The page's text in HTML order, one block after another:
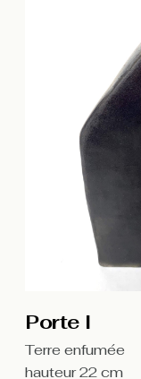
Porte I
Terre enfumée
hauteur 22 cm